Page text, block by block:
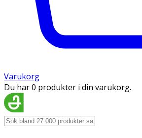
Varukorg
Du har 0 produkter i din varukorg.